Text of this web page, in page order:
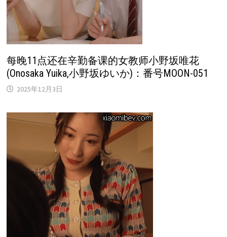
每晚11点还在辛勤备课的女教师小野坂唯花
(Onosaka Yuika,小野坂ゆいか)：番号MOON-051
2025年12月3日